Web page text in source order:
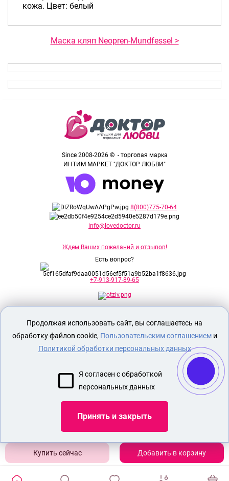
Добавить в корзину
кожа. Цвет: белый
Маска кляп Neopren-Mundfessel >
Since 2008-2026 © - торговая марка
ИНТИМ МАРКЕТ "ДОКТОР ЛЮБВИ"
8(800)775-70-64
info@lovedoctor.ru
Ждем Ваших пожеланий и отзывов!
Есть вопрос?
+7-913-917-89-65
Секс шоп Доктор Любви
исключительно для лиц старше 18 лет!
Евразийского соответствия.
ОПЛАТА И ДОСТАВКА
СЕКС ИГРУШКИ
БДСМ
Показать еще
Продолжая использовать сайт, вы соглашаетесь на
обработку файлов cookie, Пользовательским соглашениеми
Политикой обработки персональных данных
Я согласен с обработкой
персональных данных
Принять и закрыть